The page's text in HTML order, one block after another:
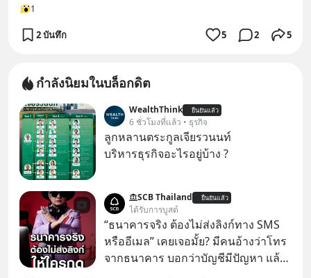
1
2 บันทึก 5 2 5
กำลังนิยมในบล็อกดิต
WealthThink ยืนยันแล้ว
6 ชั่วโมงที่แล้ว • ธุรกิจ
ลูกหลานตระกูลเจียรวนนท์
บริหารธุรกิจอะไรอยู่บ้าง ?
SCB Thailand ยืนยันแล้ว
ได้รับการบูสต์
“ธนาคารจริง ต้องไม่ส่งลิงก์ทาง SMS
หรืออีเมล” เคยเจอมั้ย? มีคนอ้างว่าโทร
จากธนาคาร บอกว่าบัญชีมีปัญหา แล้ว